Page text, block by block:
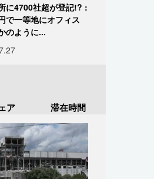
に4700社超が登記!? :
で一等地にオフィス
のように...
ア 滞在時間